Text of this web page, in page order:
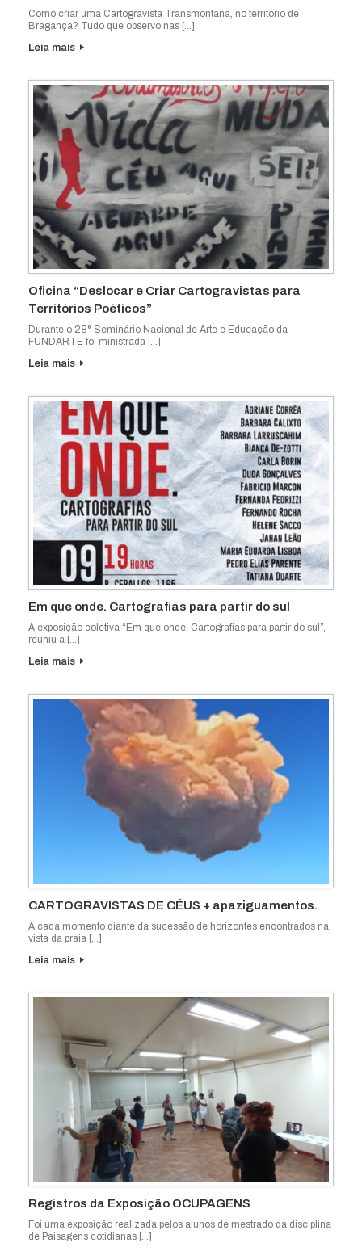
Como criar uma Cartogravista Transmontana, no território de
Bragança? Tudo que observo nas […]
Leia mais
Oficina “Deslocar e Criar Cartogravistas para
Territórios Poéticos”
Durante o 28° Seminário Nacional de Arte e Educação da
FUNDARTE foi ministrada […]
Leia mais
Em que onde. Cartografias para partir do sul
A exposição coletiva “Em que onde. Cartografias para partir do sul”,
reuniu a […]
Leia mais
CARTOGRAVISTAS DE CÉUS + apaziguamentos.
A cada momento diante da sucessão de horizontes encontrados na
vista da praia […]
Leia mais
Registros da Exposição OCUPAGENS
Foi uma exposição realizada pelos alunos de mestrado da disciplina
de Paisagens cotidianas […]